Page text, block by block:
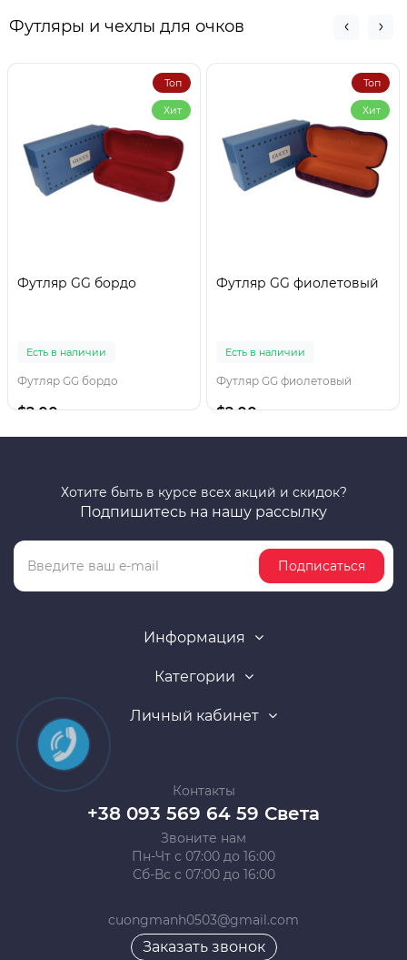
Футляры и чехлы для очков
Топ
Хит
Футляр GG бордо
Есть в наличии
Футляр GG бордо
$2.00
Топ
Хит
Футляр GG фиолетовый
Есть в наличии
Футляр GG фиолетовый
$2.00
Хотите быть в курсе всех акций и скидок?
Подпишитесь на нашу рассылку
Подписаться
Информация
Категории
Личный кабинет
Контакты
+38 093 569 64 59 Света
Звоните нам
Пн-Чт с 07:00 до 16:00
Сб-Вс с 07:00 до 16:00
cuongmanh0503@gmail.com
Заказать звонок